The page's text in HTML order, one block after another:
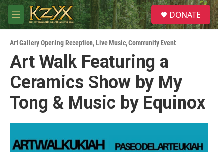
Skip to main content
M
e
u
S
e
a
DONATE
Art Gallery Opening Reception,Live Music,Community Event
Art Walk Featuring a
Ceramics Show by My
Tong & Music by Equinox